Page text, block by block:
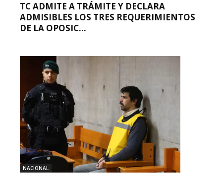
TC ADMITE A TRÁMITE Y DECLARA
ADMISIBLES LOS TRES REQUERIMIENTOS
DE LA OPOSIC...
NACIONAL